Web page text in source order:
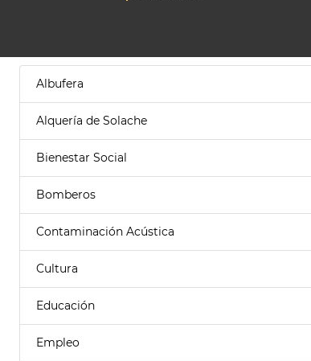
Albufera
Alquería de Solache
Bienestar Social
Bomberos
Contaminación Acústica
Cultura
Educación
Empleo